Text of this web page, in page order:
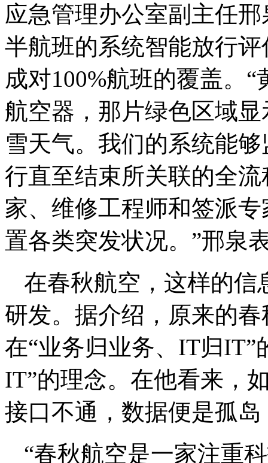
应急管理办公室副主任
半航班的系统智能放行
成对100%航班的覆盖。
航空器，那片绿色区域
雪天气。我们的系统能
行直至结束所关联的全
家、维修工程师和签派
置各类突发状况。”邢泉
在春秋航空，这样的信
研发。据介绍，原来的
在“业务归业务、IT归IT”
IT”的理念。在他看来，
接口不通，数据便是孤
“春秋航空是一家注重